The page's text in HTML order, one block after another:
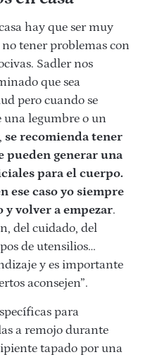
hay que ser muy
tener problemas con
Sadler nos
que sea
pero cuando se
una legumbre o un
se recomienda tener
pueden generar una
para el cuerpo.
ese caso yo siempre
volver a empezar.
del cuidado, del
de utensilios…
y es importante
aconsejen”.
para
a remojo durante
tapado por una